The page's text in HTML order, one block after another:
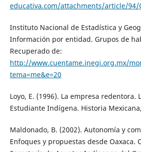
educativa.com/attachments/article/94/
Instituto Nacional de Estadística y
Información por entidad. Grupos de
Recuperado de:
http://www.cuentame.inegi.org.mx/
tema=me&e=20
Loyo, E. (1996). La empresa redentora.
Estudiante Indígena. Historia
Maldonado, B. (2002). Autonomía y
Enfoques y propuestas desde Oaxaca.